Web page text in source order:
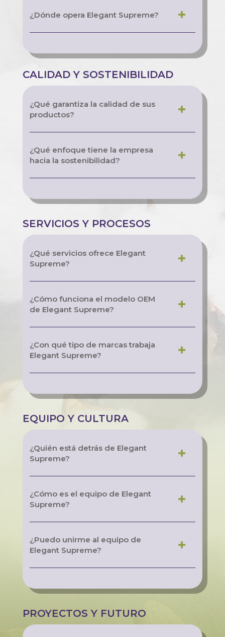
¿Dónde opera Elegant Supreme?
CALIDAD Y SOSTENIBILIDAD
¿Qué garantiza la calidad de sus
productos?
¿Qué enfoque tiene la empresa
hacia la sostenibilidad?
SERVICIOS Y PROCESOS
¿Qué servicios ofrece Elegant
Supreme?
¿Cómo funciona el modelo OEM
de Elegant Supreme?
¿Con qué tipo de marcas trabaja
Elegant Supreme?
EQUIPO Y CULTURA
¿Quién está detrás de Elegant
Supreme?
¿Cómo es el equipo de Elegant
Supreme?
¿Puedo unirme al equipo de
Elegant Supreme?
PROYECTOS Y FUTURO